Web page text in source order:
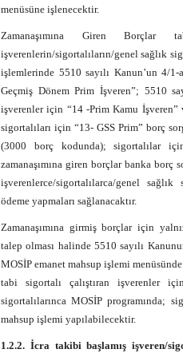
menüsüne işlenecektir.
Zamanaşımına Giren
işverenlerin/sigortalıların/genel sağlık
işlemlerinde 5510 sayılı Kanun’un 4/
Geçmiş Dönem Prim İşveren”; 5510
işverenler için “14 -Prim Kamu İşveren”
sigortalıları için “13- GSS Prim” borç
(3000 borç kodunda); sigortalılar
zamanaşımına giren borçlar banka
işverenlerce/sigortalılarca/genel
ödeme yapmaları sağlanacaktır.
Zamanaşımına girmiş borçlar için
talep olması halinde 5510 sayılı
MOSİP emanet mahsup işlemi
tabi sigortalı çalıştıran işverenler
sigortalılarınca MOSİP programında;
mahsup işlemi yapılabilecektir.
1.2.2. İcra takibi başlamış işveren/